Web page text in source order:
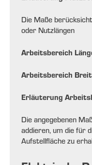
Die Maße
oder Nutzlängen
Arbeitsbereich
Arbeitsbereich
Erläuterung
Die angegebenen
addieren, um die für
Aufstellfläche zu